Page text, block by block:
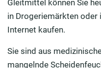
Gleitmittel können Sie
in Drogeriemärkten oder
Internet kaufen.
Sie sind aus
mangelnde